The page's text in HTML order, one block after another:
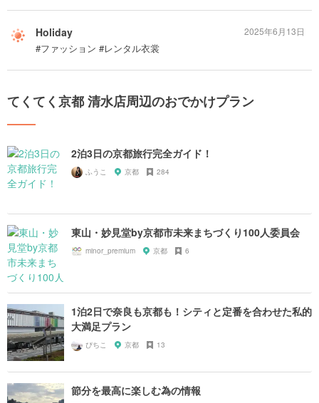
Holiday
#ファッション #レンタル衣裳
2025年6月13日
てくてく京都 清水店周辺のおでかけプラン
2泊3日の京都旅行完全ガイド！
ふうこ 京都 284
東山・妙見堂by京都市未来まちづくり100人委員会
minor_premium 京都 6
1泊2日で奈良も京都も！シティと定番を合わせた私的
大満足プラン
ぴちこ 京都 13
節分を最高に楽しむ為の情報